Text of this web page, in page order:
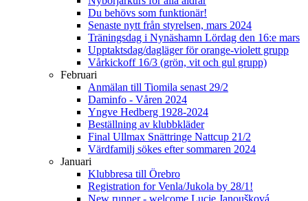
Du behövs som funktionär!
Senaste nytt från styrelsen, mars 2024
Träningsdag i Nynäshamn Lördag den 16:e mars
Upptaktsdag/dagläger för orange-violett grupp
Vårkickoff 16/3 (grön, vit och gul grupp)
Februari
Anmälan till Tiomila senast 29/2
Daminfo - Våren 2024
Yngve Hedberg 1928-2024
Beställning av klubbkläder
Final Ullmax Snättringe Nattcup 21/2
Värdfamilj sökes efter sommaren 2024
Januari
Klubbresa till Örebro
Registration for Venla/Jukola by 28/1!